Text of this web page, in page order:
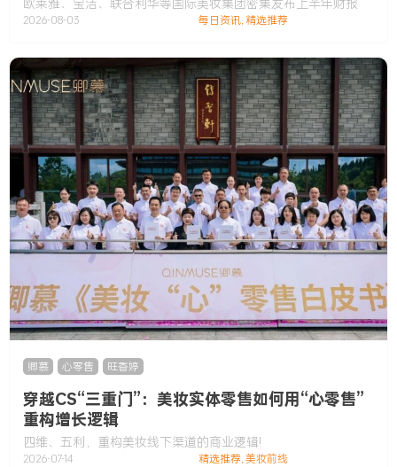
2026-08-03 每日资讯,精选推荐
卿慕 心零售 旺香婷
穿越CS“三重门”：美妆实体零售如何用“心零售”
重构增长逻辑
四维、五利，重构美妆线下渠道的商业逻辑!
2026-07-14 精选推荐,美妆前线